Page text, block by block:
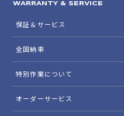
WARRANTY & SERVICE
保証＆サービス
全国納車
特別作業について
オーダーサービス